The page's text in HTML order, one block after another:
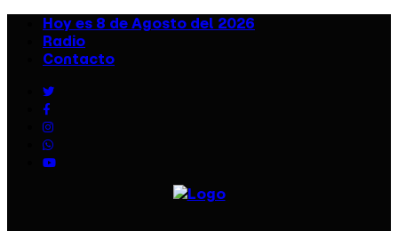
Hoy es 8 de Agosto del 2026
Radio
Contacto